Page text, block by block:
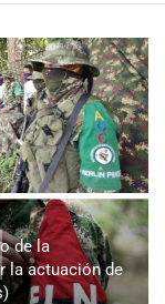
de la
la actuación de